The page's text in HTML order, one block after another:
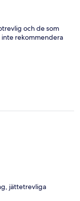
och de som
inte rekommendera
jättetrevliga